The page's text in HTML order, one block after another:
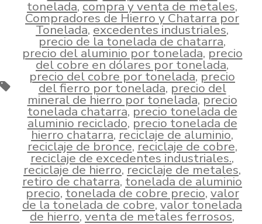
Etiquetas
tonelada,compra y venta de metales,
Compradores de Hierro y Chatarra por
Tonelada,excedentes industriales,
precio de la tonelada de chatarra,
precio del aluminio por tonelada,precio
del cobre en dólares por tonelada,
precio del cobre por tonelada,precio
del fierro por tonelada,precio del
mineral de hierro por tonelada,precio
tonelada chatarra,precio tonelada de
aluminio reciclado, precio tonelada de
hierro chatarra,reciclaje de aluminio,
reciclaje de bronce,reciclaje de cobre,
reciclaje de excedentes industriales.,
reciclaje de hierro,reciclaje de metales,
retiro de chatarra, tonelada de aluminio
precio,tonelada de cobre precio,valor
de la tonelada de cobre,valor tonelada
de hierro,venta de metales ferrosos,